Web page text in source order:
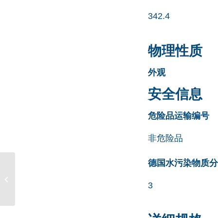
342.4
物理性质
外观
安全信息
危险品运输编号
非危险品
德国水污染物质
3